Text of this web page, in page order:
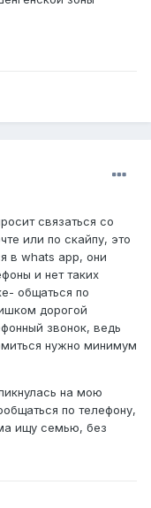
связаться со
или по скайпу, это
в whats app, они
и нет таких
общаться по
дорогой
звонок, ведь
нужно минимум
на мою
по телефону,
ищу семью, без